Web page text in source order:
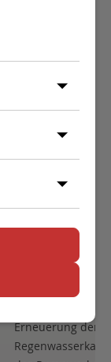
sowie die
Weitere Infos
Erneuerung der